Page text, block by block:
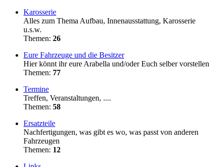
Karosserie
Alles zum Thema Aufbau, Innenausstattung, Karosserie
u.s.w.
Themen: 26
Eure Fahrzeuge und die Besitzer
Hier könnt ihr eure Arabella und/oder Euch selber vorstellen
Themen: 77
Termine
Treffen, Veranstaltungen, ....
Themen: 58
Ersatzteile
Nachfertigungen, was gibt es wo, was passt von anderen
Fahrzeugen
Themen: 12